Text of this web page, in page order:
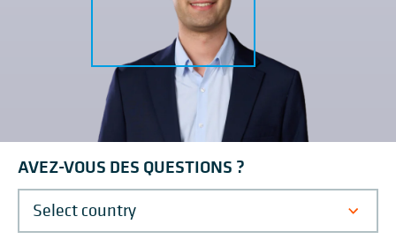
AVEZ-VOUS DES QUESTIONS ?